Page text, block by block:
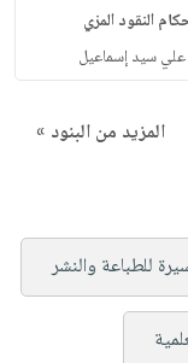
النقود المزي
علي سيد إسماعيل
المزيد من البنود »
للطباعة والنشر